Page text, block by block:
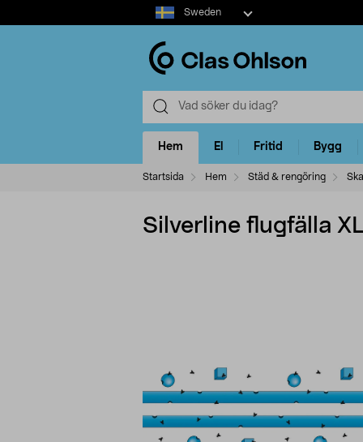
Select
market
Sweden
Hem El Fritid Bygg
Startsida Hem Städ & rengöring
Silverline flugfälla